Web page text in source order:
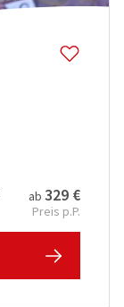
ab 329 €
Preis p.P.